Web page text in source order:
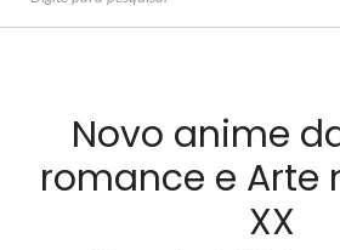
Novo anime
romance e Arte
XX